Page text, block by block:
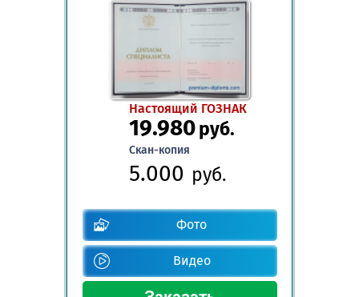
Настоящий ГОЗНАК
19.980руб.
Скан-копия
5.000 руб.
Фото
Видео